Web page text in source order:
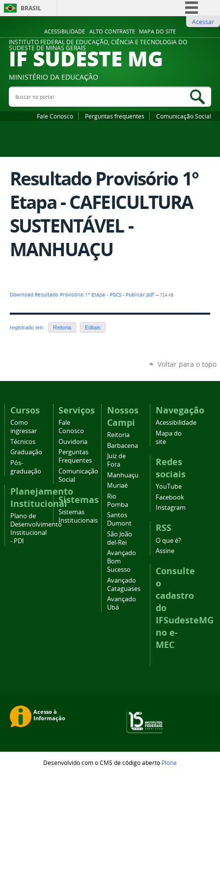
ACESSIBILIDADE ALTO CONTRASTE MAPA DO SITE
BRASIL
Comunica BR
Participe
Legislação
Acessar
INSTITUTO FEDERAL DE EDUCAÇÃO, CIÊNCIA E TECNOLOGIA DO
SUDESTE DE MINAS GERAIS
IF SUDESTE MG
MINISTÉRIO DA EDUCAÇÃO
Buscar no portal
Fale Conosco Perguntas frequentes Comunicação Social
Resultado Provisório 1°
Etapa - CAFEICULTURA
SUSTENTÁVEL -
MANHUAÇU
Download Resultado Provisório 1° Etapa - PGCS - Publicar.pdf— 724 KB
registrado em: Reitoria Editais
Voltar para o topo
Cursos
Como
ingressar
Técnicos
Graduação
Pós-
graduação
Planejamento
Institucional
Plano de
Desenvolvimento
Institucional
- PDI
Serviços
Fale
Conosco
Ouvidoria
Perguntas
Frequentes
Comunicação
Social
Sistemas
Sistemas
Institucionais
Nossos
Campi
Reitoria
Barbacena
Juiz de
Fora
Manhuaçu
Muriaé
Rio
Pomba
Santos
Dumont
São João
del-Rei
Avançado
Bom
Sucesso
Avançado
Cataguases
Avançado
Ubá
Navegação
Acessibilidade
Mapa do
site
Redes
sociais
YouTube
Facebook
Instagram
RSS
O que é?
Assine
Consulte
o
cadastro
do
IFSudesteMG
no e-
MEC
Desenvolvido com o CMS de código aberto Plone